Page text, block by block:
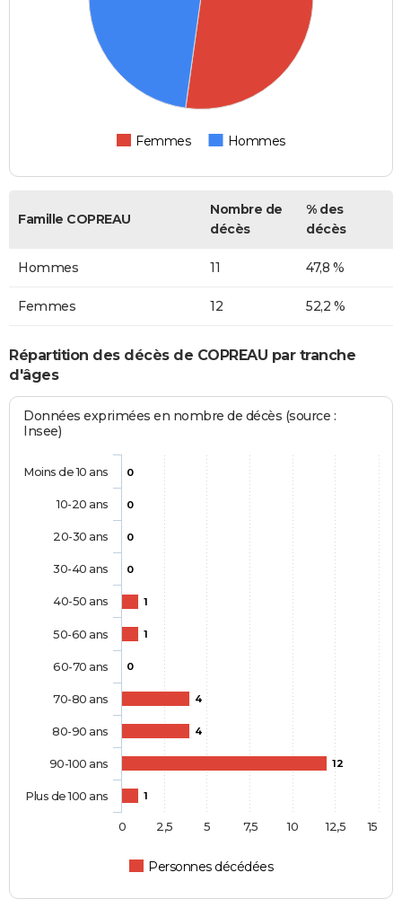
Femmes Hommes
Famille COPREAU
Nombre de
décès
% des
décès
Hommes 11 47,8 %
Femmes 12 52,2 %
Répartition des décès de COPREAU par tranche
d'âges
Données exprimées en nombre de décès (source :
Insee)
0
0
0
0
1
1
0
4
4
12
1
Personnes décédées
Moins de 10 ans
10-20 ans
20-30 ans
30-40 ans
40-50 ans
50-60 ans
60-70 ans
70-80 ans
80-90 ans
90-100 ans
Plus de 100 ans
0 2,5 5 7,5 10 12,5 15